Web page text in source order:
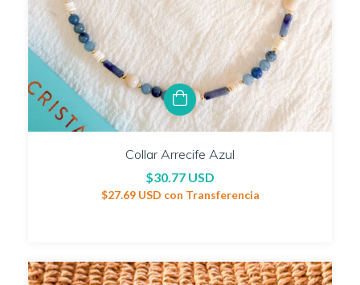
Collar Arrecife Azul
$30.77 USD
$27.69 USD con Transferencia